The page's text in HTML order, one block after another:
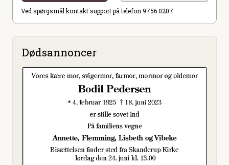
Ved spørgsmål kontakt support på telefon 9756 0207.
Dødsannoncer